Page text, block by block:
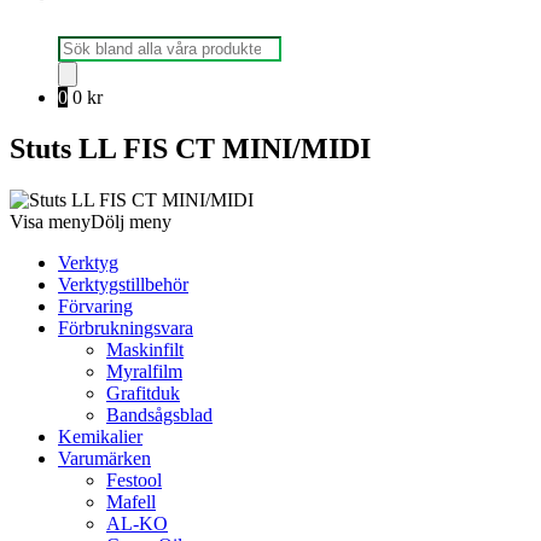
Produktsökning
0 0 kr
Stuts LL FIS CT MINI/MIDI
Visa menyDölj meny
Verktyg
Verktygstillbehör
Förvaring
Förbrukningsvara
Maskinfilt
Myralfilm
Grafitduk
Bandsågsblad
Kemikalier
Varumärken
Festool
Mafell
AL-KO